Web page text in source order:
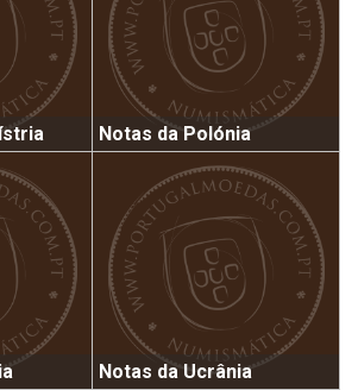
Notas da Polónia
Notas da Ucrânia